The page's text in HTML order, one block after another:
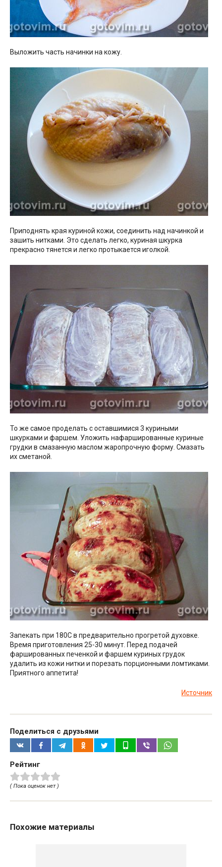
Выложить часть начинки на кожу.
Приподнять края куриной кожи, соединить над начинкой и
зашить нитками. Это сделать легко, куриная шкурка
прекрасно тянется и легко протыкается иголкой.
То же самое проделать с оставшимися 3 куриными
шкурками и фаршем. Уложить нафаршированные куриные
грудки в смазанную маслом жаропрочную форму. Смазать
их сметаной.
Запекать при 180С в предварительно прогретой духовке.
Время приготовления 25-30 минут. Перед подачей
фаршированных печенкой и фаршем куриных грудок
удалить из кожи нитки и порезать порционными ломтиками.
Приятного аппетита!
Источник
Поделиться с друзьями
Рейтинг
( Пока оценок нет )
Похожие материалы